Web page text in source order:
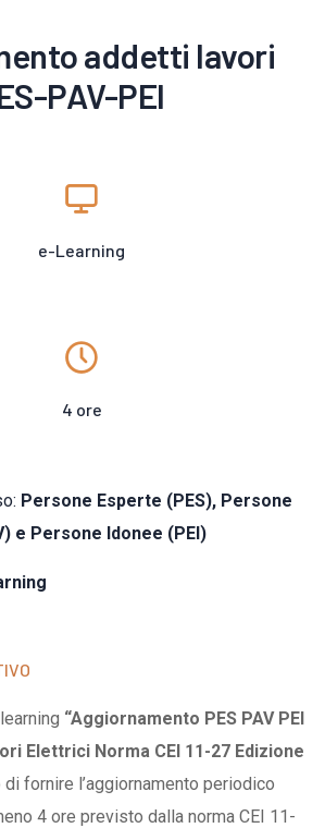
addetti lavori
PAV-PEI
e-Learning
4 ore
Persone Esperte (PES), Persone
e Persone Idonee (PEI)
“Aggiornamento PES PAV PEI
Elettrici Norma CEI 11-27 Edizione
di fornire l’aggiornamento periodico
4 ore previsto dalla norma CEI 11-